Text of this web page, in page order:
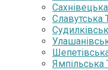
Славутська
Ямпільська